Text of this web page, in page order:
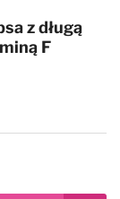
z długą
F